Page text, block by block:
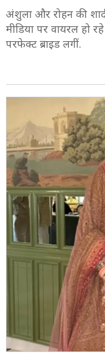
अंशुला और रोहन की
मीडिया पर वायरल हो
परफेक्ट ब्राइड लगीं.